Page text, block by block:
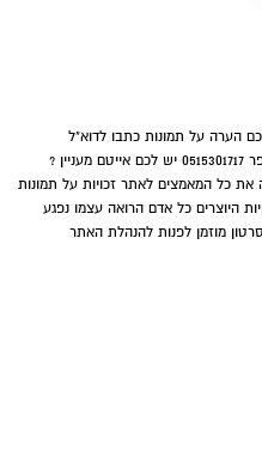
הערה על תמונות כתבו לדוא"ל
או בווטסאפ למספר 0515301717 יש לכם אייטם מעניין ?
כל המאמצים לאתר זכויות על תמונות
לסעיף 27א' לחוק זכויות היוצרים כל אדם הרואה עצמו נפגע
מוזמן לפנות להנהלת האתר